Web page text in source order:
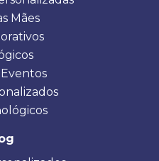
Mães